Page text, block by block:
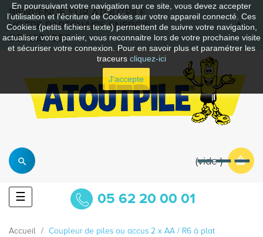
En poursuivant votre navigation sur ce site, vous devez accepter
l’utilisation et l'écriture de Cookies sur votre appareil connecté. Ces
Cookies (petits fichiers texte) permettent de suivre votre navigation,
actualiser votre panier, vous reconnaitre lors de votre prochaine visite
et sécuriser votre connexion. Pour en savoir plus et paramétrer les
traceurs cliquez-ici
J'accepte
BIENVENUE SUR ATOUTPILE
VOTRE PARTENAIRE ENERGIE
DEPUIS 1997
vide
Basculer
la
☰ 05 62 20 00 01
Accueil Coupleur de piles ou accus 2 x AA / R6 à plat